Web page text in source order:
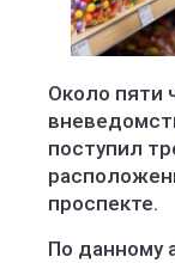
Около пяти
поступил
проспекте.
По данному